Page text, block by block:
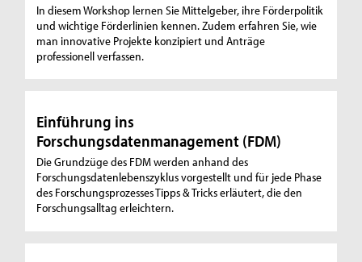
In diesem Workshop lernen Sie Mittelgeber, ihre Förderpolitik
und wichtige Förderlinien kennen. Zudem erfahren Sie, wie
man innovative Projekte konzipiert und Anträge
professionell verfassen.
Einführung ins
Forschungsdatenmanagement (FDM)
Die Grundzüge des FDM werden anhand des
Forschungsdatenlebenszyklus vorgestellt und für jede Phase
des Forschungsprozesses Tipps & Tricks erläutert, die den
Forschungsalltag erleichtern.